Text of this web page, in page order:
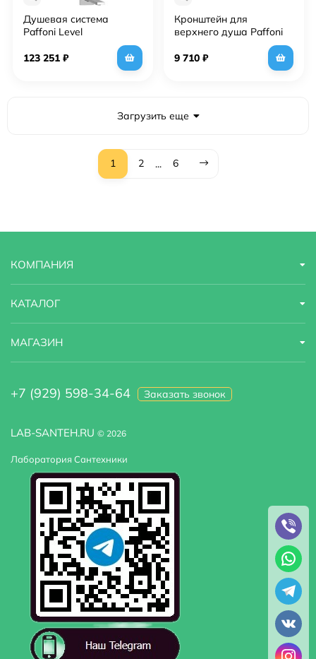
Душевая система
Paffoni Level
KITLEQ519CR120KING с
термостатом Хром
123 251 ₽
Кронштейн для
верхнего душа Paffoni
Белый
9 710 ₽
Загрузить еще
1 2 ... 6
LAB-SANTEH.RU © 2026
Лаборатория Сантехники
КОМПАНИЯ
КАТАЛОГ
МАГАЗИН
+7 (929) 598-34-64 Заказать звонок